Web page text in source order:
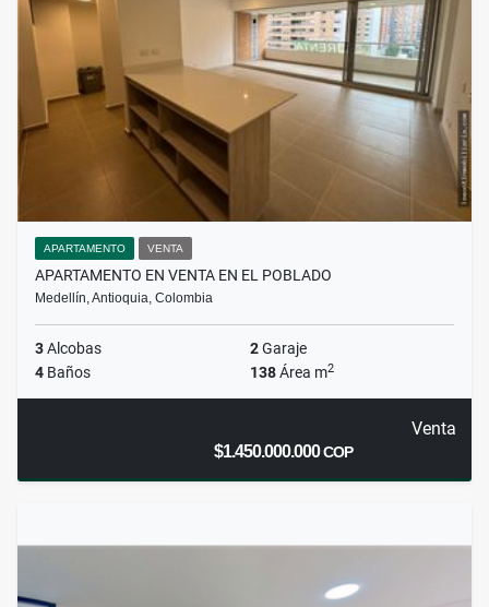
APARTAMENTO VENTA
APARTAMENTO EN VENTA EN EL POBLADO
Medellín, Antioquia, Colombia
3Alcobas 2Garaje
4 Baños 138Área m2
Venta
$1.450.000.000COP